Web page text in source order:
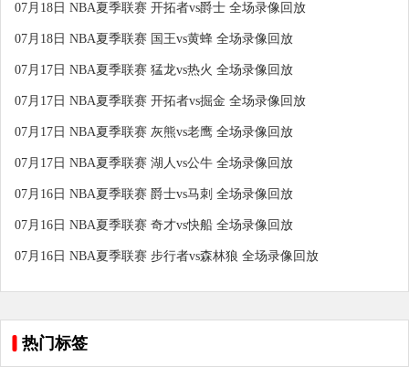
07月18日 NBA夏季联赛 开拓者vs爵士 全场录像回放
07月18日 NBA夏季联赛 国王vs黄蜂 全场录像回放
07月17日 NBA夏季联赛 猛龙vs热火 全场录像回放
07月17日 NBA夏季联赛 开拓者vs掘金 全场录像回放
07月17日 NBA夏季联赛 灰熊vs老鹰 全场录像回放
07月17日 NBA夏季联赛 湖人vs公牛 全场录像回放
07月16日 NBA夏季联赛 爵士vs马刺 全场录像回放
07月16日 NBA夏季联赛 奇才vs快船 全场录像回放
07月16日 NBA夏季联赛 步行者vs森林狼 全场录像回放
热门标签